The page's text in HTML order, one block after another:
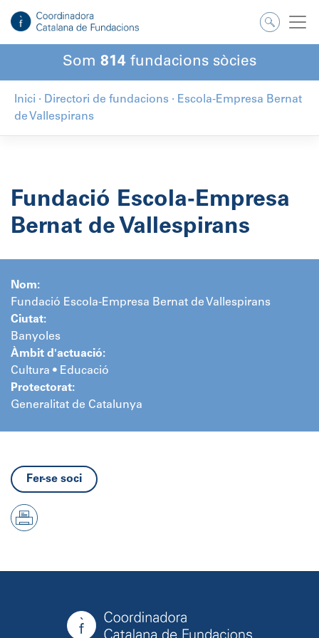
contingut
Som 814 fundacions sòcies
Inici · Directori de fundacions · Escola-Empresa Bernat
de Vallespirans
Fundació Escola-Empresa
Bernat de Vallespirans
Nom:
Fundació Escola-Empresa Bernat de Vallespirans
Ciutat:
Banyoles
Àmbit d'actuació:
Cultura • Educació
Protectorat:
Generalitat de Catalunya
Fer-se soci